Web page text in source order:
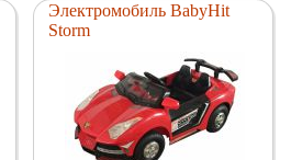
Электромобиль BabyHit
Storm